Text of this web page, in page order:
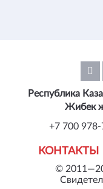
©
КОНТАКТЫ
Республика
Жибек
+7 700